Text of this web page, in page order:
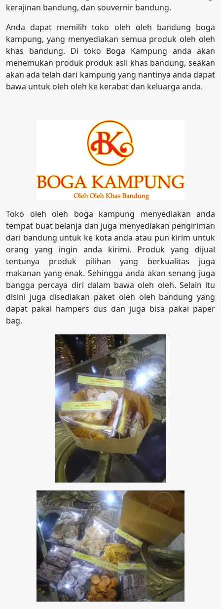
kerajinan bandung, dan souvernir bandung.
Anda dapat memilih toko oleh oleh bandung boga
kampung, yang menyediakan semua produk oleh oleh
khas bandung. Di toko Boga Kampung anda akan
menemukan produk produk asli khas bandung, seakan
akan ada telah dari kampung yang nantinya anda dapat
bawa untuk oleh oleh ke kerabat dan keluarga anda.
Toko oleh oleh boga kampung menyediakan anda
tempat buat belanja dan juga menyediakan pengiriman
dari bandung untuk ke kota anda atau pun kirim untuk
orang yang ingin anda kirimi. Produk yang dijual
tentunya produk pilihan yang berkualitas juga
makanan yang enak. Sehingga anda akan senang juga
bangga percaya diri dalam bawa oleh oleh. Selain itu
disini juga disediakan paket oleh oleh bandung yang
dapat pakai hampers dus dan juga bisa pakai paper
bag.